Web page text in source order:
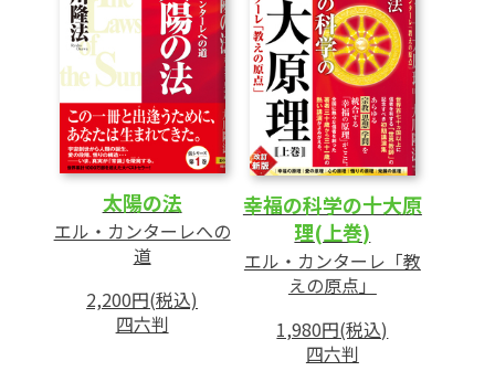
太陽の法
エル・カンターレへの
道
2,200円(税込)
四六判
幸福の科学の十大原
理(上巻)
エル・カンターレ「教
えの原点」
1,980円(税込)
四六判